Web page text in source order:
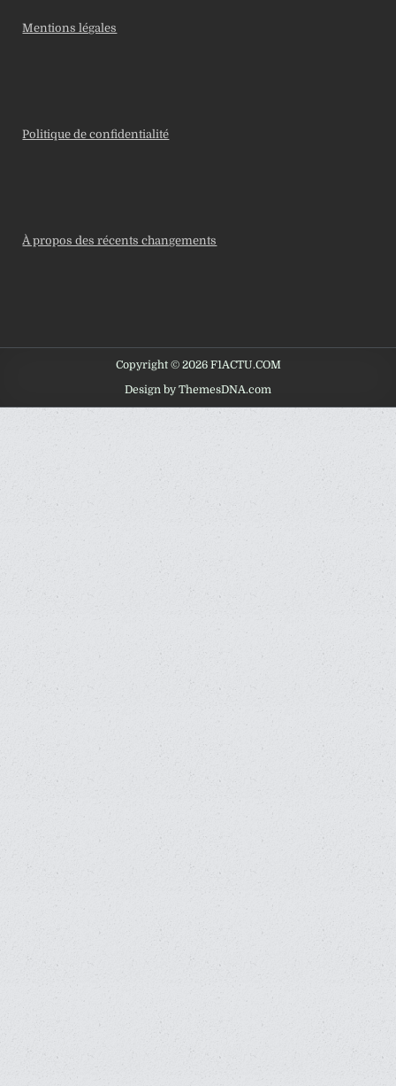
Mentions légales
Politique de confidentialité
À propos des récents changements
Copyright © 2026 F1ACTU.COM
Design by ThemesDNA.com